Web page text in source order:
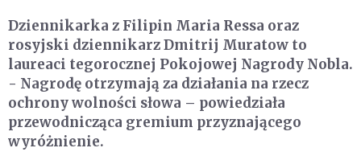
Dziennikarka z Filipin Maria Ressa oraz
rosyjski dziennikarz Dmitrij Muratow to
laureaci tegorocznej Pokojowej Nagrody Nobla.
- Nagrodę otrzymają za działania na rzecz
ochrony wolności słowa – powiedziała
przewodnicząca gremium przyznającego
wyróżnienie.